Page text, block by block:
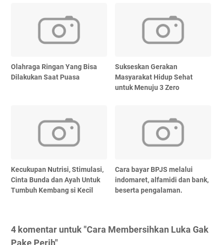
Olahraga Ringan Yang Bisa
Dilakukan Saat Puasa
Sukseskan Gerakan
Masyarakat Hidup Sehat
untuk Menuju 3 Zero
Kecukupan Nutrisi, Stimulasi,
Cinta Bunda dan Ayah Untuk
Tumbuh Kembang si Kecil
Cara bayar BPJS melalui
indomaret, alfamidi dan bank,
beserta pengalaman.
4 komentar untuk "Cara Membersihkan Luka Gak
Pake Perih"